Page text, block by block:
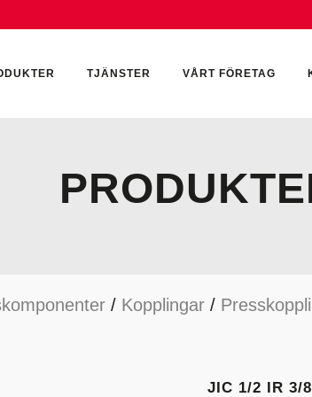
HYDRAULMOTORER
TJÄNSTER VÅRT FÖRETAG
/ Kopplingar /
JIC 1/2 IR 3/8